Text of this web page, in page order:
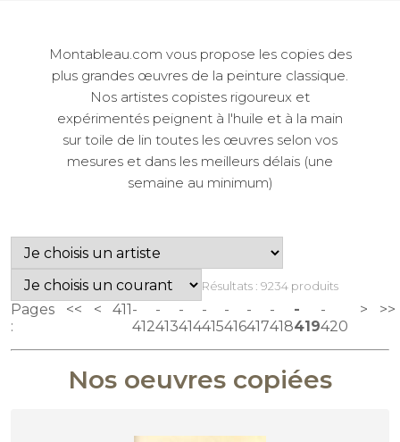
Montableau.com vous propose les copies des
plus grandes œuvres de la peinture classique.
Nos artistes copistes rigoureux et
expérimentés peignent à l'huile et à la main
sur toile de lin toutes les œuvres selon vos
mesures et dans les meilleurs délais (une
semaine au minimum)
Résultats : 9234 produits
Pages
:
<< <
411
412413414415416417418419420
> >>
Nos oeuvres copiées